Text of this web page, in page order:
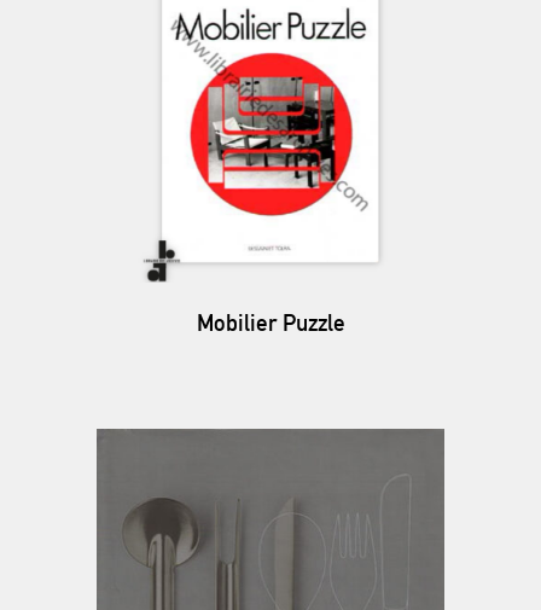
Mobilier Puzzle